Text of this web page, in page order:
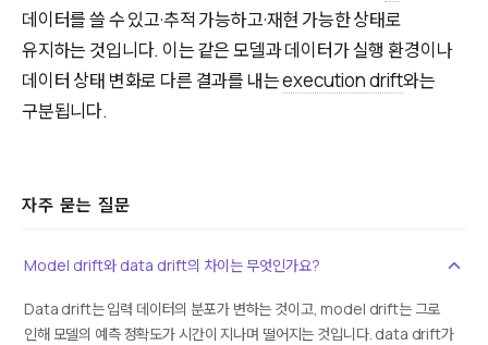
데이터를 쓸 수 있고·추적 가능하고·재현 가능한 상태로
유지하는 것입니다. 이는 같은 모델과 데이터가 실행 환경이나
데이터 상태 변화로 다른 결과를 내는execution drift와는
구분됩니다.
자주 묻는 질문
Model drift와 data drift의 차이는 무엇인가요?
Data drift는 입력 데이터의 분포가 변하는 것이고, model drift는 그로
인해 모델의 예측 정확도가 시간이 지나며 떨어지는 것입니다. data drift가